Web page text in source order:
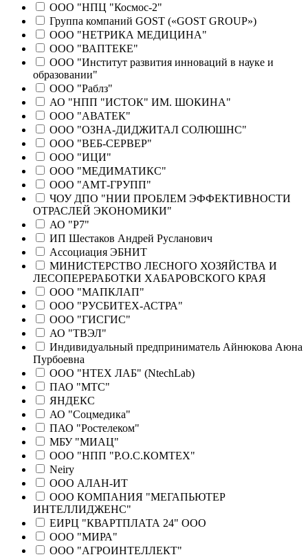
ООО "НПЦ "Космос-2"
Группа компаний GOST («GOST GROUP»)
ООО "НЕТРИКА МЕДИЦИНА"
ООО "ВАПТЕКЕ"
ООО "Институт развития инноваций в науке и
образовании"
ООО "Раблз"
АО "НПП "ИСТОК" ИМ. ШОКИНА"
ООО "АВАТЕК"
ООО "ОЗНА-ДИДЖИТАЛ СОЛЮШНС"
ООО "ВЕБ-СЕРВЕР"
ООО "ИЦИ"
ООО "МЕДИМАТИКС"
ООО "АМТ-ГРУПП"
ЧОУ ДПО "НИИ ПРОБЛЕМ ЭФФЕКТИВНОСТИ
ОТРАСЛЕЙ ЭКОНОМИКИ"
АО "Р7"
ИП Шестаков Андрей Русланович
Ассоциация ЭБНИТ
МИНИСТЕРСТВО ЛЕСНОГО ХОЗЯЙСТВА И
ЛЕСОПЕРЕРАБОТКИ ХАБАРОВСКОГО КРАЯ
ООО "МАПКЛАП"
ООО "РУСБИТЕХ-АСТРА"
ООО "ГИСГИС"
АО "ТВЭЛ"
Индивидуальный предприниматель Айнюкова Аюна
Пурбоевна
ООО "НТЕХ ЛАБ" (NtechLab)
ПАО "МТС"
ЯНДЕКС
АО "Соцмедика"
ПАО "Ростелеком"
МБУ "МИАЦ"
ООО "НПП "Р.О.С.КОМТЕХ"
Neiry
ООО АЛАН-ИТ
ООО КОМПАНИЯ "МЕГАПЬЮТЕР
ИНТЕЛЛИДЖЕНС"
ЕИРЦ "КВАРТПЛАТА 24" ООО
ООО "МИРА"
ООО "АГРОИНТЕЛЛЕКТ"